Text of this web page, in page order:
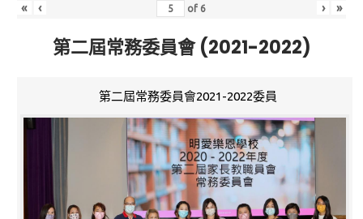
« ‹ of 6 › »
第二屆常務委員會 (2021-2022)
第二屆常務委員會2021-2022委員